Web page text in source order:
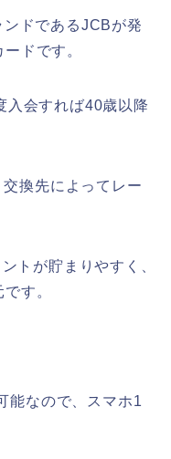
ドであるJCBが発
ドです。
入会すれば40歳以降
換先によってレー
トが貯まりやすく、
す。
能なので、スマホ1